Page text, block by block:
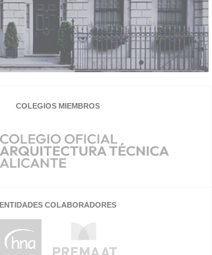
COLEGIOS MIEMBROS
ENTIDADES COLABORADORES